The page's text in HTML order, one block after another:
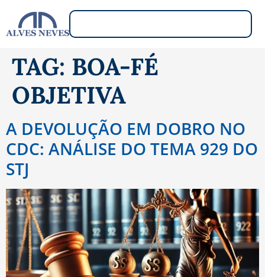
TAG: BOA-FÉ
OBJETIVA
A DEVOLUÇÃO EM DOBRO NO
CDC: ANÁLISE DO TEMA 929 DO
STJ